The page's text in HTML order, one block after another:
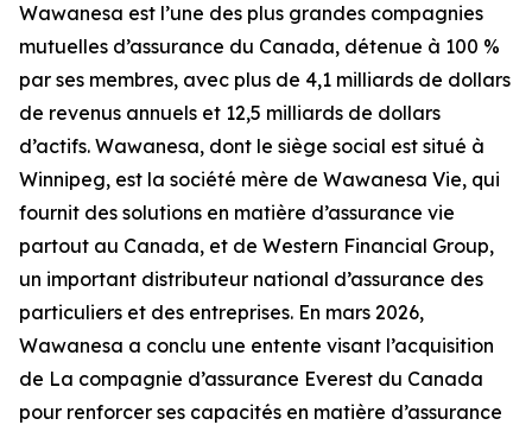
Wawanesa est l’une des plus grandes compagnies
mutuelles d’assurance du Canada, détenue à 100 %
par ses membres, avec plus de 4,1 milliards de dollars
de revenus annuels et 12,5 milliards de dollars
d’actifs. Wawanesa, dont le siège social est situé à
Winnipeg, est la société mère de Wawanesa Vie, qui
fournit des solutions en matière d’assurance vie
partout au Canada, et de Western Financial Group,
un important distributeur national d’assurance des
particuliers et des entreprises. En mars 2026,
Wawanesa a conclu une entente visant l’acquisition
de La compagnie d’assurance Everest du Canada
pour renforcer ses capacités en matière d’assurance